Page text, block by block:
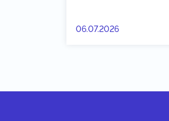
06.07.2026